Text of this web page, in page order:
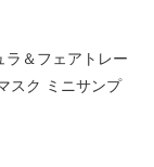
ラ＆フェアトレー
スク ミニサンプ